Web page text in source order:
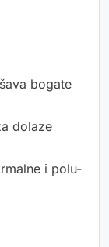
bogate
dolaze
i polu-